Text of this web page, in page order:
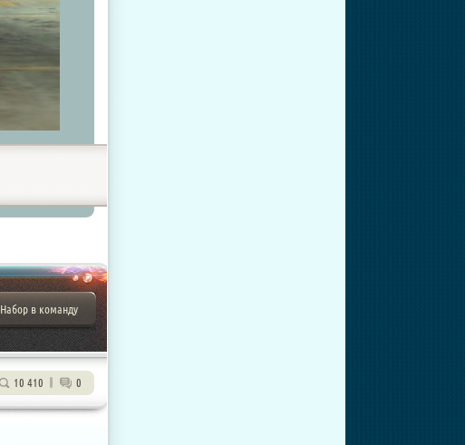
Набор в команду
10 410 0